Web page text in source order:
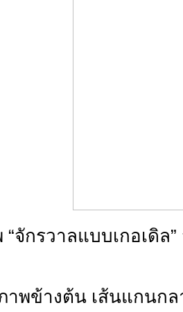
“จักรวาลแบบเกอเดิล”
าพข้างต้น เส้นแกนก